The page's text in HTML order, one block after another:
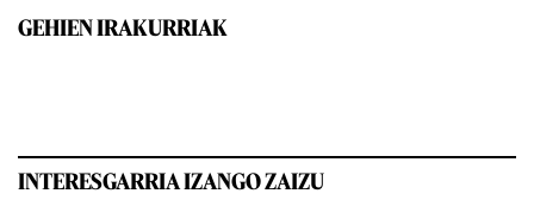
GEHIEN IRAKURRIAK
INTERESGARRIA IZANGO ZAIZU